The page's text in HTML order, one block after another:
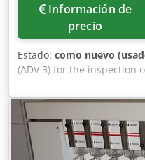
Información de
precio
Estado: como nuevo
(ADV 3) for the inspection
pharmaceutical products/
X-ray scanning for the
bodies such as metal,
certain plastics and
with opening size: